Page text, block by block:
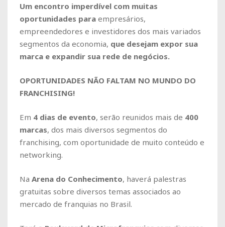
Um encontro imperdível com muitas
oportunidades para empresários,
empreendedores e investidores dos mais variados
segmentos da economia, que desejam expor sua
marca e expandir sua rede de negócios.
OPORTUNIDADES NÃO FALTAM NO MUNDO DO
FRANCHISING!
Em 4 dias de evento, serão reunidos mais de 400
marcas, dos mais diversos segmentos do
franchising, com oportunidade de muito conteúdo e
networking.
Na Arena do Conhecimento, haverá palestras
gratuitas sobre diversos temas associados ao
mercado de franquias no Brasil.